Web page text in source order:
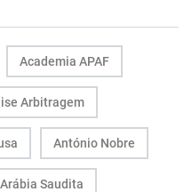
Academia APAF
Arbitragem
António Nobre
Arábia Saudita